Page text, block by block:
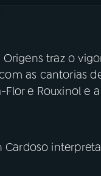
traz o
as cantorias
e Rouxinol e
Cardoso